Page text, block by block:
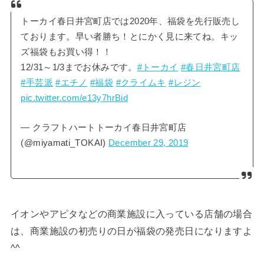
トーカイ春日井宮町店では2020年、福袋を先行販売し
ております。早い者勝ち！とにかく見に来てね。キッ
ズ福袋もお買い得！！
12/31～1/3までお休みです。 #トーカイ #春日井宮町店
#手芸派 #エチノ #福袋 #クライムキ #レジン
pic.twitter.com/e13y7hrBid
— クラフトハートトーカイ春日井宮町店
(@miyamati_TOKAI) December 29, 2019
イオンやアピタなどの商業施設に入っている店舗の場合
は、商業施設の初売りの日が福袋の発売日になりますよ
^^